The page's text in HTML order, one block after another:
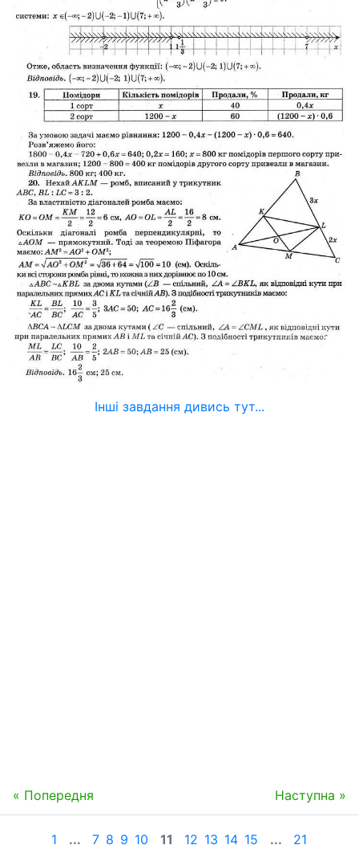
Інші завдання дивись тут...
« Попередня Наступна »
1 ... 7 8 9 10 11 12 13 14 15 ... 21